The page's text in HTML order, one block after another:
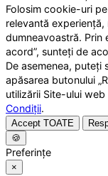
Folosim cookie-uri
relevantă
dumneavoastră. Prin
acord”, sunteți de
De asemenea,
apăsarea butonului
utilizării Site-ului
Condiții.
Accept TOATE
🍪
Preferințe
×